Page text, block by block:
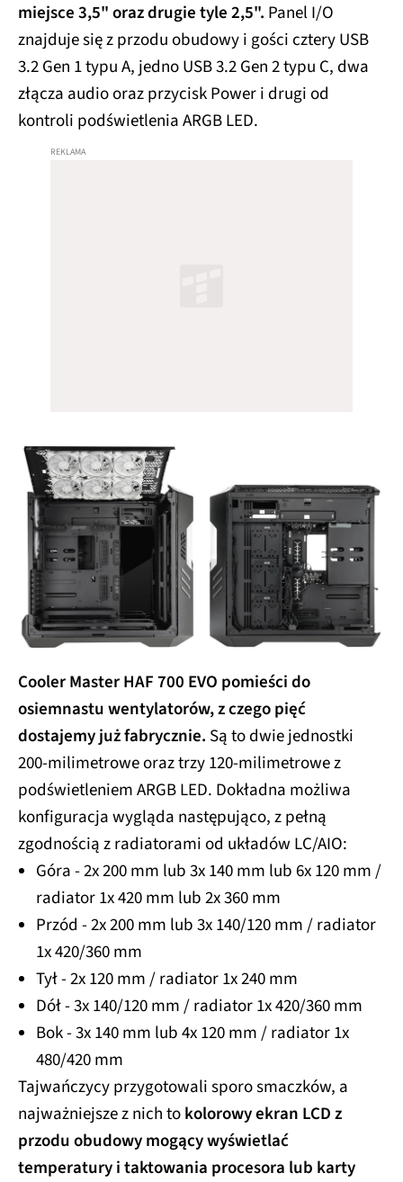
miejsce 3,5" oraz drugie tyle 2,5". Panel I/O
znajduje się z przodu obudowy i gości cztery USB
3.2 Gen 1 typu A, jedno USB 3.2 Gen 2 typu C, dwa
złącza audio oraz przycisk Power i drugi od
kontroli podświetlenia ARGB LED.
Cooler Master HAF 700 EVO pomieści do
osiemnastu wentylatorów, z czego pięć
dostajemy już fabrycznie. Są to dwie jednostki
200-milimetrowe oraz trzy 120-milimetrowe z
podświetleniem ARGB LED. Dokładna możliwa
konfiguracja wygląda następująco, z pełną
zgodnością z radiatorami od układów LC/AIO:
Góra - 2x 200 mm lub 3x 140 mm lub 6x 120 mm /
radiator 1x 420 mm lub 2x 360 mm
Przód - 2x 200 mm lub 3x 140/120 mm / radiator
1x 420/360 mm
Tył - 2x 120 mm / radiator 1x 240 mm
Dół - 3x 140/120 mm / radiator 1x 420/360 mm
Bok - 3x 140 mm lub 4x 120 mm / radiator 1x
480/420 mm
Tajwańczycy przygotowali sporo smaczków, a
najważniejsze z nich tokolorowy ekran LCD z
przodu obudowy mogący wyświetlać
temperatury i taktowania procesora lub karty